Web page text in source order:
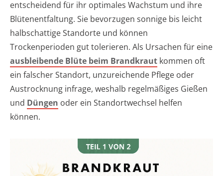
entscheidend für ihr optimales Wachstum und ihre
Blütenentfaltung. Sie bevorzugen sonnige bis leicht
halbschattige Standorte und können
Trockenperioden gut tolerieren. Als Ursachen für eine
ausbleibende Blüte beim Brandkraut kommen oft
ein falscher Standort, unzureichende Pflege oder
Austrocknung infrage, weshalb regelmäßiges Gießen
und Düngen oder ein Standortwechsel helfen
können.